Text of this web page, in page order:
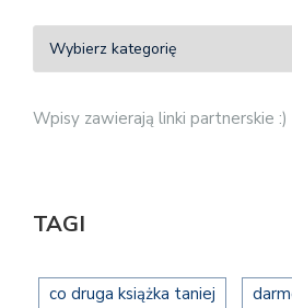
Wpisy zawierają linki partnerskie :)
TAGI
co druga książka taniej